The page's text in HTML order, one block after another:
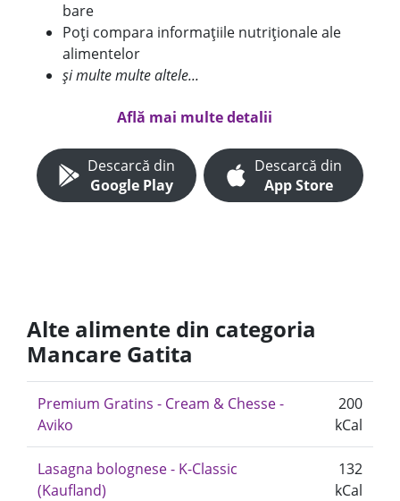
bare
Poți compara informațiile nutriționale ale
alimentelor
și multe multe altele...
Află mai multe detalii
Descarcă din
Google Play
Descarcă din
App Store
Alte alimente din categoria
Mancare Gatita
Premium Gratins - Cream & Chesse -
Aviko
200
kCal
Lasagna bolognese - K-Classic
(Kaufland)
132
kCal